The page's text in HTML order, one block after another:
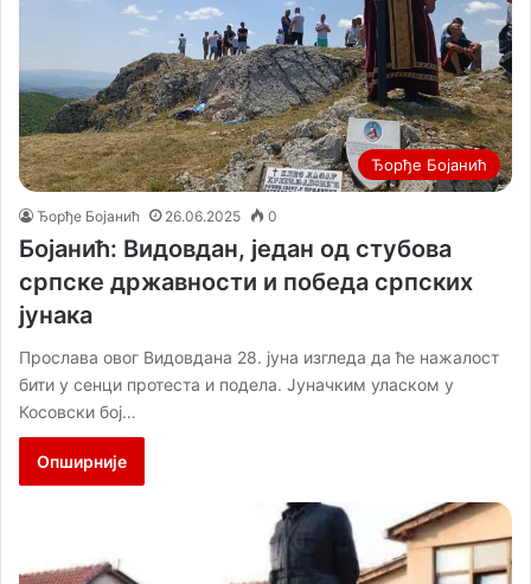
Ђорђе Бојанић
Ђорђе Бојанић 26.06.2025 0
Бојанић: Видовдан, један од стубова
српске државности и победа српских
јунака
Прослава овог Видовдана 28. јуна изгледа да ће нажалост
бити у сенци протеста и подела. Јуначким уласком у
Косовски бој…
Опширније